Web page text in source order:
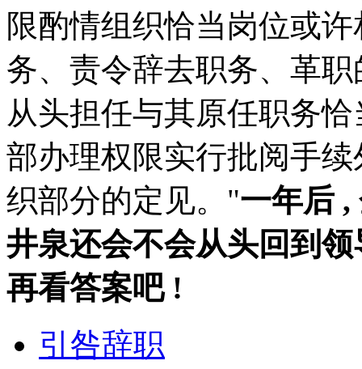
限酌情组织恰当岗位或
务、责令辞去职务、革
从头担任与其原任职务
部办理权限实行批阅手
织部分的定见。"一年后 ,
井泉还会不会从头回到
再看答案吧 !
引咎辞职